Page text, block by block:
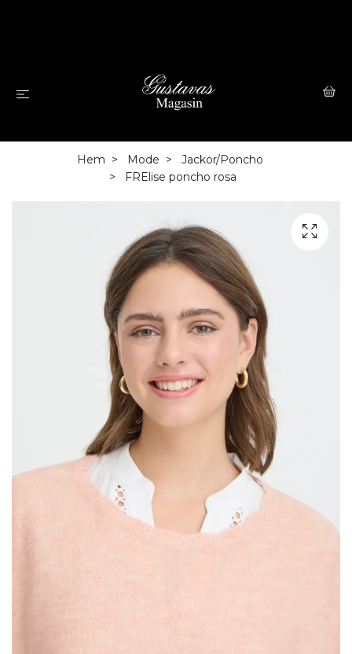
Hem Mode
Jackor/Poncho
FRElise poncho rosa